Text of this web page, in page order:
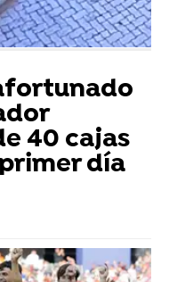
40 cajas
día